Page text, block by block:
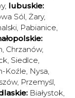
, lubuskie:
Sól, Żary,
, Pabianice,
, Chrzanów,
, Siedlce,
Koźle, Nysa,
, Przemyśl,
Białystok,